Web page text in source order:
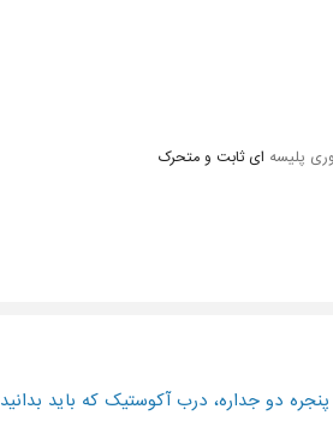
پلیسه ای ثابت و متحرک
دو جداره، درب آکوستیک که باید بدانید